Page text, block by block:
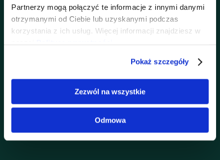
Partnerzy mogą połączyć te informacje z innymi danymi
otrzymanymi od Ciebie lub uzyskanymi podczas
korzystania z ich usług. Więcej informacji znajdziesz w
Pokaż szczegóły
Zezwól na wszystkie
Odmowa
✔Opieka dla dzieci i dorosłych– pomagamy
pacjentom od 3. roku życia.
alergologami, gdy wymaga tego leczenie chorób
skóry.